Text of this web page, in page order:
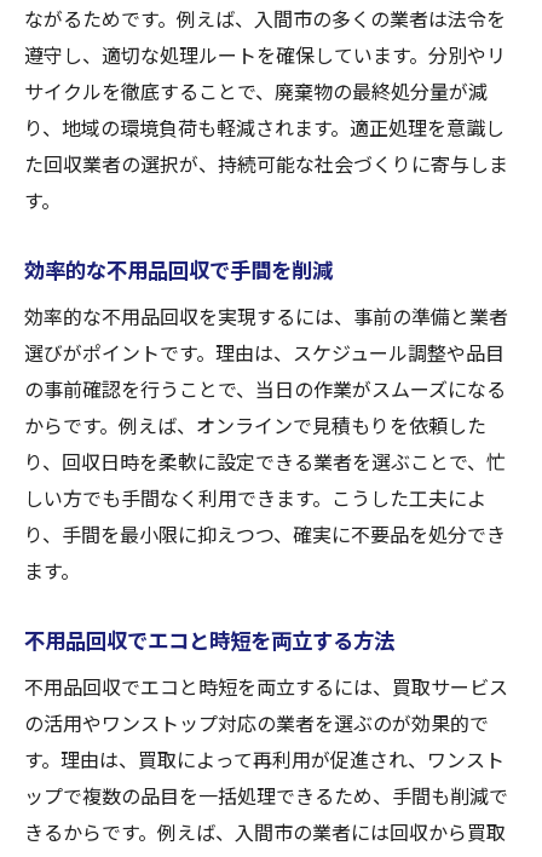
ながるためです。例えば、入間市の多くの業者は法令を
遵守し、適切な処理ルートを確保しています。分別やリ
サイクルを徹底することで、廃棄物の最終処分量が減
り、地域の環境負荷も軽減されます。適正処理を意識し
た回収業者の選択が、持続可能な社会づくりに寄与しま
す。
効率的な不用品回収で手間を削減
効率的な不用品回収を実現するには、事前の準備と業者
選びがポイントです。理由は、スケジュール調整や品目
の事前確認を行うことで、当日の作業がスムーズになる
からです。例えば、オンラインで見積もりを依頼した
り、回収日時を柔軟に設定できる業者を選ぶことで、忙
しい方でも手間なく利用できます。こうした工夫によ
り、手間を最小限に抑えつつ、確実に不要品を処分でき
ます。
不用品回収でエコと時短を両立する方法
不用品回収でエコと時短を両立するには、買取サービス
の活用やワンストップ対応の業者を選ぶのが効果的で
す。理由は、買取によって再利用が促進され、ワンスト
ップで複数の品目を一括処理できるため、手間も削減で
きるからです。例えば、入間市の業者には回収から買取